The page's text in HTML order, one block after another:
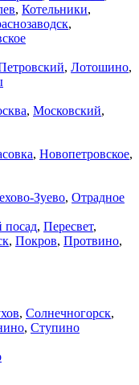
, Котельники,
,
, Лотошино,
, Московский,
, Новопетровское,
Зуево, Отрадное
посад, Пересвет,
, Покров, Протвино,
, Солнечногорск,
, Ступино